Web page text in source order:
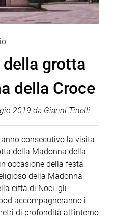
grotta
della Croce
2019 da Gianni Tinelli
consecutivo la visita
della Madonna della
occasione della festa
della Madonna
città di Noci, gli
accompagneranno i
di profondità all’interno